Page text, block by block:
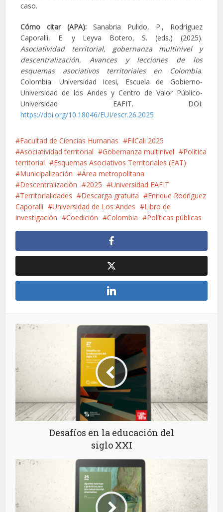
caso.
Cómo citar (APA): Sanabria Pulido, P., Rodríguez
Caporalli, E. y Leyva Botero, S. (eds.) (2025).
Asociatividad territorial, gobernanza multinivel y
descentralización. Avances y lecciones de los
esquemas asociativos territoriales en Colombia.
Colombia: Universidad Icesi, Escuela de Gobierno-
Universidad de los Andes y Centro de Valor Público-
Universidad EAFIT. DOI:
https://doi.org/10.18046/EUI/escr.26.2025
Facultad de Ciencias Humanas
FilCali 2025
Asociatividad territorial
Gobernanza multinivel
Política
territorial
Esquemas Asociativos Territoriales (EAT)
Municipalización
Área metropolitana
Descentralización
2025
Universidad EAFIT
Territorialidades
Descarga gratuita
Enrique Rodríguez
Caporalli
Universidad de Los Andes
Libro de
investigación
Coedición Colombia Políticas públicas
Desafíos en la educación del
siglo XXI